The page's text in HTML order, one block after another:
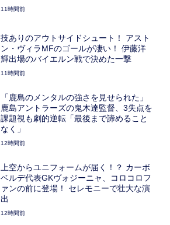
11時間前
技ありのアウトサイドシュート！ アスト
ン・ヴィラMFのゴールが凄い！ 伊藤洋
輝出場のバイエルン戦で決めた一撃
11時間前
「鹿島のメンタルの強さを見せられた」
鹿島アントラーズの鬼木達監督、3失点を
課題視も劇的逆転「最後まで諦めること
なく」
12時間前
上空からユニフォームが届く！？ カーボ
ベルデ代表GKヴォジーニャ、コロコロフ
ァンの前に登場！ セレモニーで壮大な演
出
12時間前